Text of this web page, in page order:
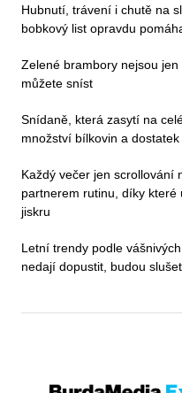
Hubnutí, trávení i chutě na
bobkový list opravdu
Zelené brambory nejsou
můžete sníst
Snídaně, která zasytí na
množství bílkovin a
Každý večer jen scrollování
partnerem rutinu, díky
jiskru
Letní trendy podle
nedají dopustit, budou